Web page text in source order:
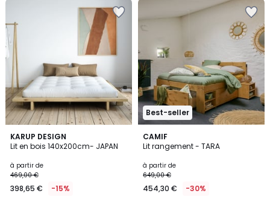
KARUP DESIGN
Lit en bois 140x200cm- JAPAN
à partir de
469,00 €
398,65 € -15%
5
Couleurs
Best-seller
CAMIF
Lit rangement - TARA
à partir de
649,00 €
454,30 € -30%
4
/
3
Couleurs